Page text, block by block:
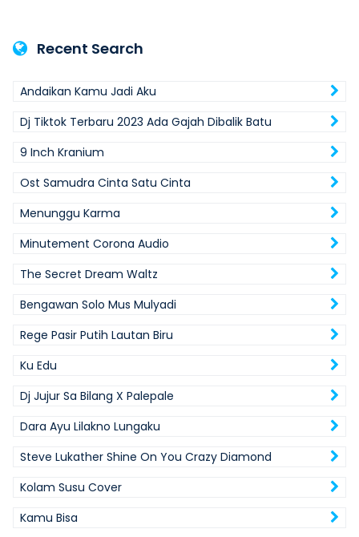
Recent Search
Andaikan Kamu Jadi Aku
Dj Tiktok Terbaru 2023 Ada Gajah Dibalik Batu
9 Inch Kranium
Ost Samudra Cinta Satu Cinta
Menunggu Karma
Minutement Corona Audio
The Secret Dream Waltz
Bengawan Solo Mus Mulyadi
Rege Pasir Putih Lautan Biru
Ku Edu
Dj Jujur Sa Bilang X Palepale
Dara Ayu Lilakno Lungaku
Steve Lukather Shine On You Crazy Diamond
Kolam Susu Cover
Kamu Bisa